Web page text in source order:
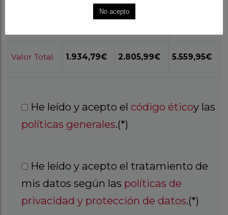
20%
Valor Total 1.934,79€ 2.805,99€ 5.559,95€
He leído y acepto el código éticoy las
políticas generales.(*)
He leído y acepto el tratamiento de
mis datos según las políticas de
privacidad y protección de datos.(*)
No acepto